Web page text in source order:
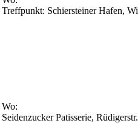
Treffpunkt: Schiersteiner Hafen,
Wo:
Seidenzucker Patisserie,